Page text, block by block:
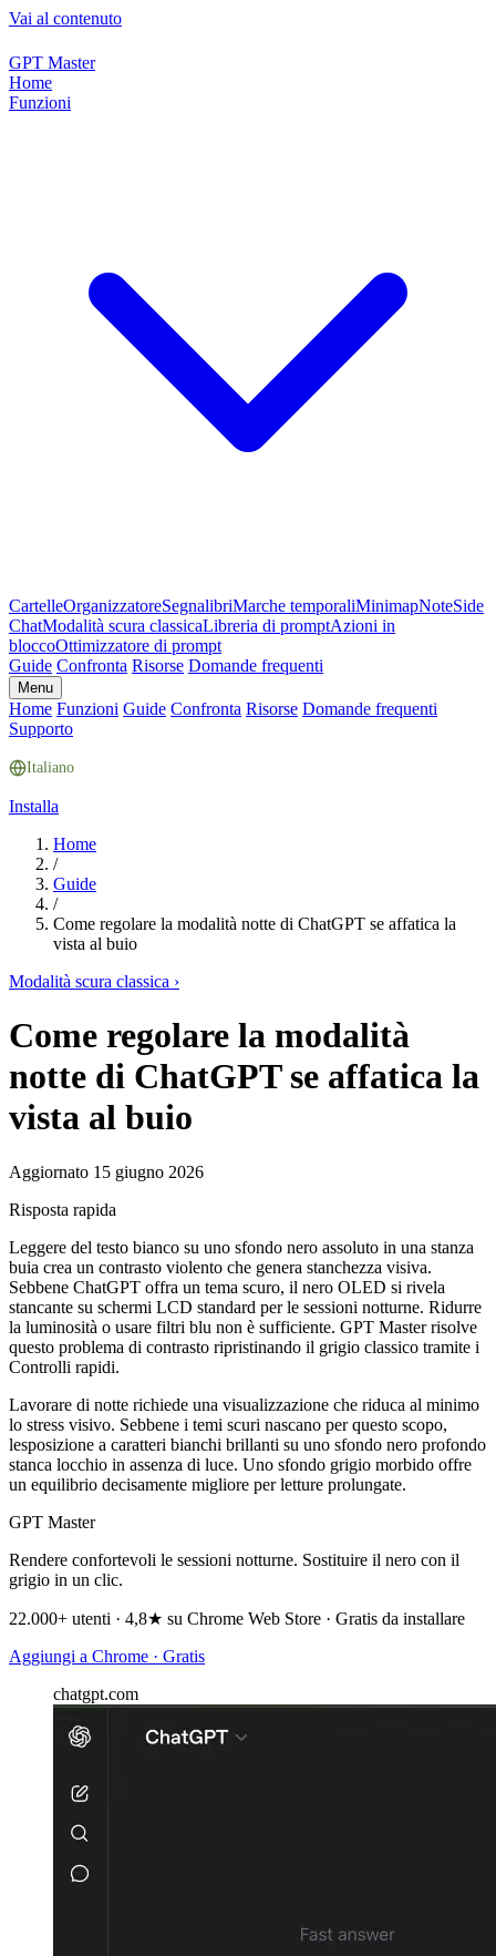
Vai al contenuto
GPT Master
Home
Funzioni
CartelleOrganizzatoreSegnalibriMarche temporaliMinimapNoteSide
ChatModalità scura classicaLibreria di promptAzioni in
bloccoOttimizzatore di prompt
Guide Confronta Risorse Domande frequenti
Menu
Home Funzioni Guide Confronta Risorse Domande frequenti
Supporto
Italiano
Installa
Home
/
Guide
/
Come regolare la modalità notte di ChatGPT se affatica la
vista al buio
Modalità scura classica ›
Come regolare la modalità
notte di ChatGPT se affatica la
vista al buio
Aggiornato 15 giugno 2026
Risposta rapida
Leggere del testo bianco su uno sfondo nero assoluto in una stanza
buia crea un contrasto violento che genera stanchezza visiva.
Sebbene ChatGPT offra un tema scuro, il nero OLED si rivela
stancante su schermi LCD standard per le sessioni notturne. Ridurre
la luminosità o usare filtri blu non è sufficiente. GPT Master risolve
questo problema di contrasto ripristinando il grigio classico tramite i
Controlli rapidi.
Lavorare di notte richiede una visualizzazione che riduca al minimo
lo stress visivo. Sebbene i temi scuri nascano per questo scopo,
lesposizione a caratteri bianchi brillanti su uno sfondo nero profondo
stanca locchio in assenza di luce. Uno sfondo grigio morbido offre
un equilibrio decisamente migliore per letture prolungate.
GPT Master
Rendere confortevoli le sessioni notturne. Sostituire il nero con il
grigio in un clic.
22.000+ utenti · 4,8★ su Chrome Web Store · Gratis da installare
Aggiungi a Chrome · Gratis
chatgpt.com